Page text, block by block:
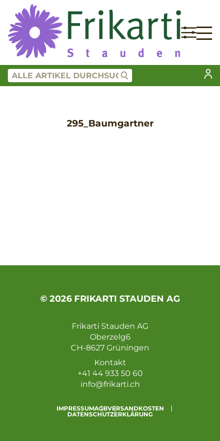
295_Baumgartner
© 2026 FRIKARTI STAUDEN AG
Frikarti Stauden AG
Oberzelg6
CH-8627 Grüningen
Kontakt
+41 44 933 50 60
info@frikarti.ch
IMPRESSUMAGBVERSANDKOSTEN
DATENSCHUTZERKLÄRUNG